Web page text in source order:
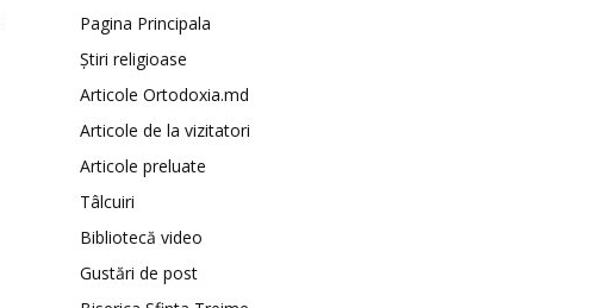
Pagina Principala
Știri religioase
Articole Ortodoxia.md
Articole de la vizitatori
Articole preluate
Tâlcuiri
Bibliotecă video
Gustări de post